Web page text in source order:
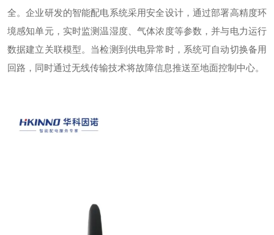
全。企业研发的智能配电系统采用安全设计，通过部署高精度环
境感知单元，实时监测温湿度、气体浓度等参数，并与电力运行
数据建立关联模型。当检测到供电异常时，系统可自动切换备用
回路，同时通过无线传输技术将故障信息推送至地面控制中心。